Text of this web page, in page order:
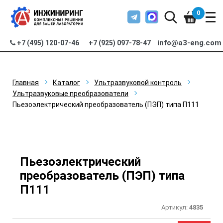
+7 (495) 120-07-46 +7 (925) 097-78-47 info@a3-eng.com
0
Главная Каталог
Ультразвуковой контроль
Ультразвуковые преобразователи
Пьезоэлектрический преобразователь (ПЭП) типа П111
Пьезоэлектрический
преобразователь (ПЭП) типа
П111
Артикул: 4835